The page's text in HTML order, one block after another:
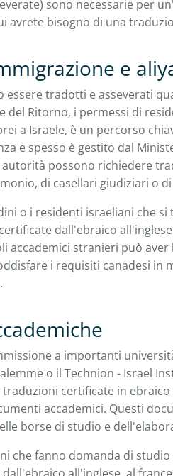
sono necessarie per
avrete bisogno di una
e
tradotti e asseverati
del Ritorno, i permessi di
a Israele, è un percorso
e spesso è gestito dal
autorità possono richiedere
di casellari giudiziari o
o i residenti israeliani che
dall'ebraico
accademici stranieri può
i requisiti canadesi in
a importanti
o il Technion - Israel
certificate in
accademici. Questi
borse di studio e
che fanno domanda di
all'inglese, al